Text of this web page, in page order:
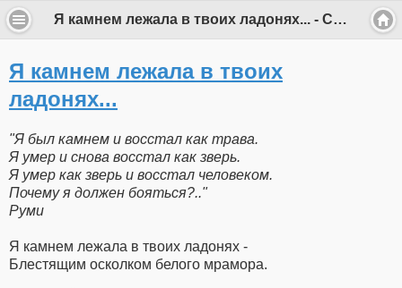
Я камнем лежала в твоих ладонях... - СООБЩЕСТВО INTEGRATIO
Я камнем лежала в твоих
ладонях...
"Я был камнем и восстал как трава.
Я умер и снова восстал как зверь.
Я умер как зверь и восстал человеком.
Почему я должен бояться?.."
Руми
Я камнем лежала в твоих ладонях -
Блестящим осколком белого мрамора.